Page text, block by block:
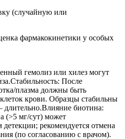
(случайную или
фармакокинетики у особых
гемолиз или хилез могут
После
плазма должны быть
крови. Образцы стабильны
биотина:
(>5 мг/сут) может
рекомендуется отмена
(по согласованию с врачом).